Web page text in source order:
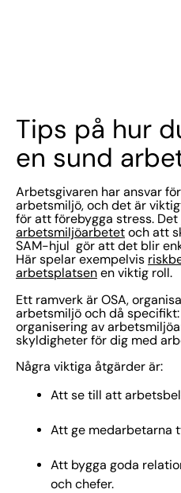
Tips på hur
en sund
Arbetsgivaren har ansvar
arbetsmiljö, och det är
för att förebygga stress. Det
arbetsmiljöarbetet och att
SAM-hjul gör att det blir
Här spelar exempelvis
arbetsplatsen en viktig roll.
Ett ramverk är OSA,
arbetsmiljö och då specifikt:
organisering av
skyldigheter för dig med
Några viktiga åtgärder är:
Att se till att
Att ge medarbetarna
Att bygga goda
och chefer.